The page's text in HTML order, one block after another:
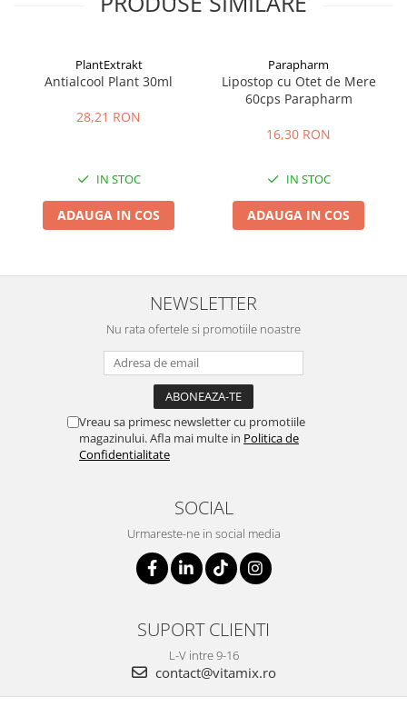
PlantExtrakt
Antialcool Plant 30ml
28,21 RON
IN STOC
ADAUGA IN COS
Parapharm
Lipostop cu Otet de Mere
60cps Parapharm
16,30 RON
IN STOC
ADAUGA IN COS
NEWSLETTER
Nu rata ofertele si promotiile noastre
Vreau sa primesc newsletter cu promotiile
magazinului. Afla mai multe in Politica de
Confidentialitate
SOCIAL
Urmareste-ne in social media
SUPORT CLIENTI
L-V intre 9-16
contact@vitamix.ro